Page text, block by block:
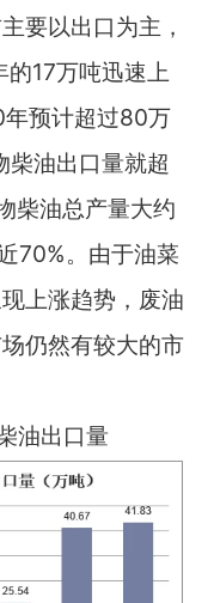
要以出口为主，
17万吨迅速上
预计超过80万
油出口量就超
柴油总产量大约
70%。由于油菜
上涨趋势，废油
仍然有较大的市
油出口量